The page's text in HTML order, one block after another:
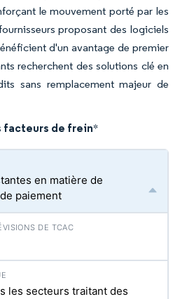
le mouvement porté par les
proposant des logiciels
d'un avantage de premier
recherchent des solutions clé en
sans remplacement majeur de
facteurs de frein*
en matière de
paiement
les secteurs traitant des